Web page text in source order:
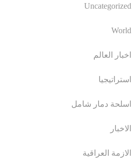
Uncategorized
World
اخبار العالم
استراتيجيا
اسلحة دمار شامل
الاخبار
الازمة العراقية